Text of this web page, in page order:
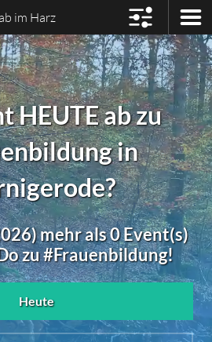
im Harz
HEUTE ab zu
in
mehr als 0 Event(s)
zu #Frauenbildung!
Heute